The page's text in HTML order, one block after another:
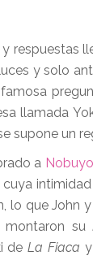
respuestas
y solo
llamada
supone un
a
cuya
lo que John
montaron su
deLa Fiaca